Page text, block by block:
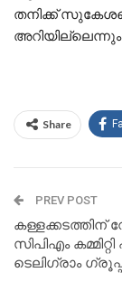
തനിക്ക്
Share
PREV POST
കള്ളക്കടത്തിന്
സിപിഎം
ടെലിഗ്രാം